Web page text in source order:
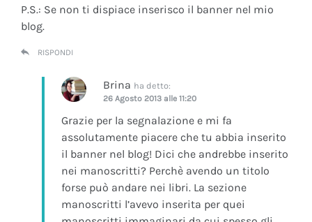
P.S.: Se non ti dispiace inserisco il banner nel mio
blog.
RISPONDI
Brina ha detto:
26 Agosto 2013 alle 11:20
Grazie per la segnalazione e mi fa
assolutamente piacere che tu abbia inserito
il banner nel blog! Dici che andrebbe inserito
nei manoscritti? Perchè avendo un titolo
forse può andare nei libri. La sezione
manoscritti l’avevo inserita per quei